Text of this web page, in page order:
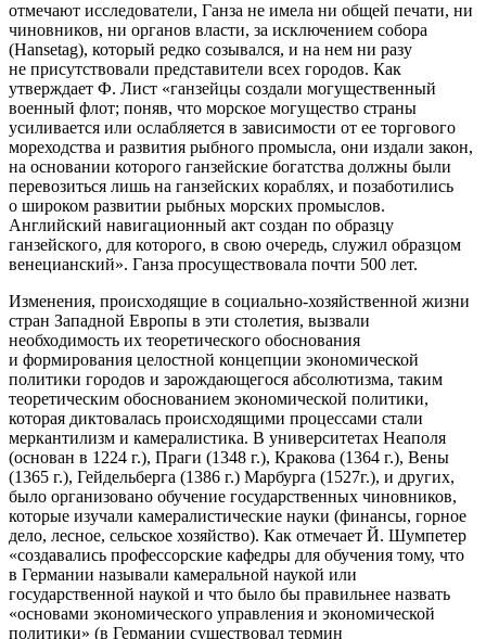
отмечают исследователи, Ганза не имела ни общей печати, ни
чиновников, ни органов власти, за исключением собора
(Hansetag), который редко созывался, и на нем ни разу
не присутствовали представители всех городов. Как
утверждает Ф. Лист «ганзейцы создали могущественный
военный флот; поняв, что морское могущество страны
усиливается или ослабляется в зависимости от ее торгового
мореходства и развития рыбного промысла, они издали закон,
на основании которого ганзейские богатства должны были
перевозиться лишь на ганзейских кораблях, и позаботились
о широком развитии рыбных морских промыслов.
Английский навигационный акт создан по образцу
ганзейского, для которого, в свою очередь, служил образцом
венецианский». Ганза просуществовала почти 500 лет.
Изменения, происходящие в социально-хозяйственной жизни
стран Западной Европы в эти столетия, вызвали
необходимость их теоретического обоснования
и формирования целостной концепции экономической
политики городов и зарождающегося абсолютизма, таким
теоретическим обоснованием экономической политики,
которая диктовалась происходящими процессами стали
меркантилизм и камералистика. В университетах Неаполя
(основан в 1224 г.), Праги (1348 г.), Кракова (1364 г.), Вены
(1365 г.), Гейдельберга (1386 г.) Марбурга (1527г.), и других,
было организовано обучение государственных чиновников,
которые изучали камералистические науки (финансы, горное
дело, лесное, сельское хозяйство). Как отмечает Й. Шумпетер
«создавались профессорские кафедры для обучения тому, что
в Германии называли камеральной наукой или
государственной наукой и что было бы правильнее назвать
«основами экономического управления и экономической
политики» (в Германии существовал термин